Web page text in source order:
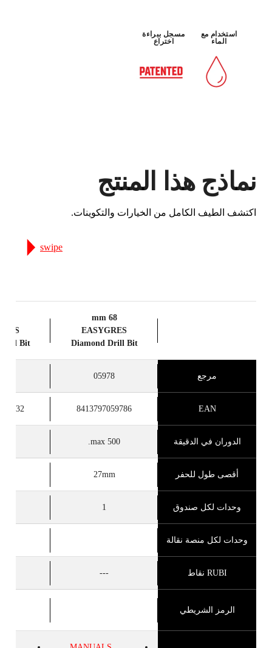
CLUB
كسب
BETA VERSION IN ENGLISH
استخدام مع
الماء
مسجل ببراءة
اختراع
نماذج هذا المنتج
اكتشف الطيف الكامل من الخيارات والتكوينات.
swipe
68 mm
EASYGRES
Diamond Drill Bit
Bit
مرجع 05978
EAN
8413797059786
الدوران في الدقيقة 500 max.
أقصى طول للحفر 27mm
وحدات لكل صندوق 1
وحدات لكل منصة نقالة
RUBI نقاط ---
الرمز الشريطي